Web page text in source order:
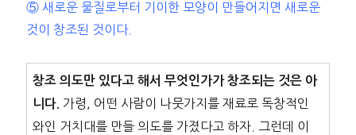
⑤ 새로운 물질로부터 기이한 모양이 만들어지면 새로운
것이 창조된 것이다.
창조 의도만 있다고 해서 무엇인가가 창조되는 것은 아
니다. 가령, 어떤 사람이 나뭇가지를 재료로 독창적인
와인 거치대를 만들 의도를 가졌다고 하자. 그런데 이